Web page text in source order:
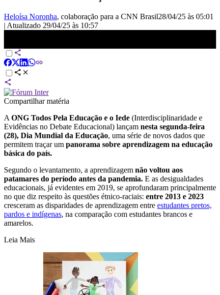
Heloísa Noronha, colaboração para a CNN Brasil28/04/25 às 05:01
| Atualizado 29/04/25 às 10:57
Compartilhar matéria
A ONG Todos Pela Educação e o Iede (Interdisciplinaridade e
Evidências no Debate Educacional) lançam nesta segunda-feira
(28), Dia Mundial da Educação, uma série de novos dados que
permitem traçar um panorama sobre aprendizagem na educação
básica do país.
Segundo o levantamento, a aprendizagem não voltou aos
patamares do período antes da pandemia. E as desigualdades
educacionais, já evidentes em 2019, se aprofundaram principalmente
no que diz respeito às questões étnico-raciais: entre 2013 e 2023
cresceram as disparidades de aprendizagem entre estudantes pretos,
pardos e indígenas, na comparação com estudantes brancos e
amarelos.
Leia Mais